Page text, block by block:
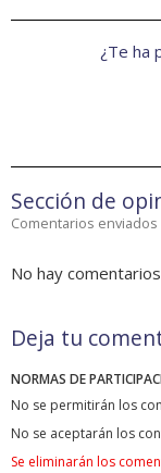
¿Te ha
Sección de
Comentarios
No hay
Deja tu
NORMAS DE
No se permitirán los
No se aceptarán los
Se eliminarán los